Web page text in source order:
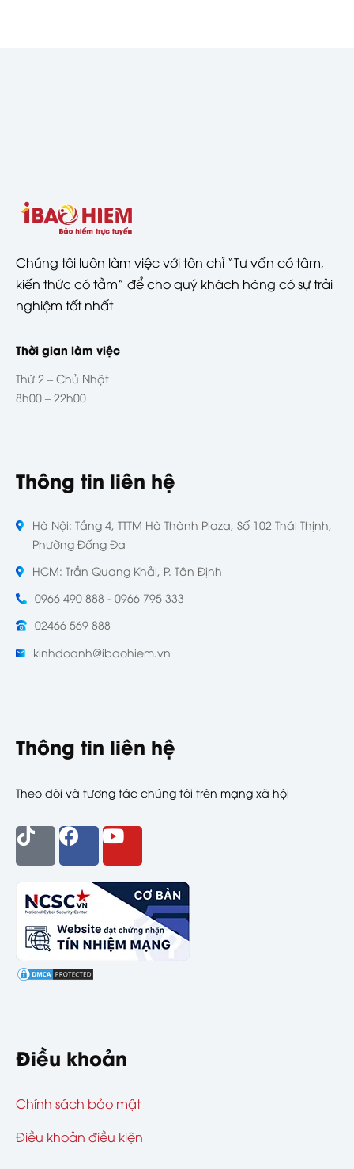
Chúng tôi luôn làm việc với tôn chỉ “Tư vấn có tâm,
kiến thức có tầm” để cho quý khách hàng có sự trải
nghiệm tốt nhất
Thời gian làm việc
Thứ 2 – Chủ Nhật
8h00 – 22h00
Thông tin liên hệ
Hà Nội: Tầng 4, TTTM Hà Thành Plaza, Số 102 Thái Thịnh,
Phường Đống Đa
HCM: Trần Quang Khải, P. Tân Định
0966 490 888 - 0966 795 333
02466 569 888
kinhdoanh@ibaohiem.vn
Thông tin liên hệ
Theo dõi và tương tác chúng tôi trên mạng xã hội
Điều khoản
Chính sách bảo mật
Điều khoản điều kiện